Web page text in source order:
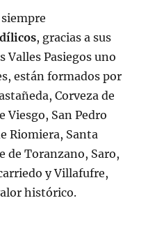
, gracias a sus
Valles Pasiegos uno
están formados por
Corveza de
Viesgo, San Pedro
Riomiera, Santa
de Toranzano, Saro,
y Villafufre,
histórico.